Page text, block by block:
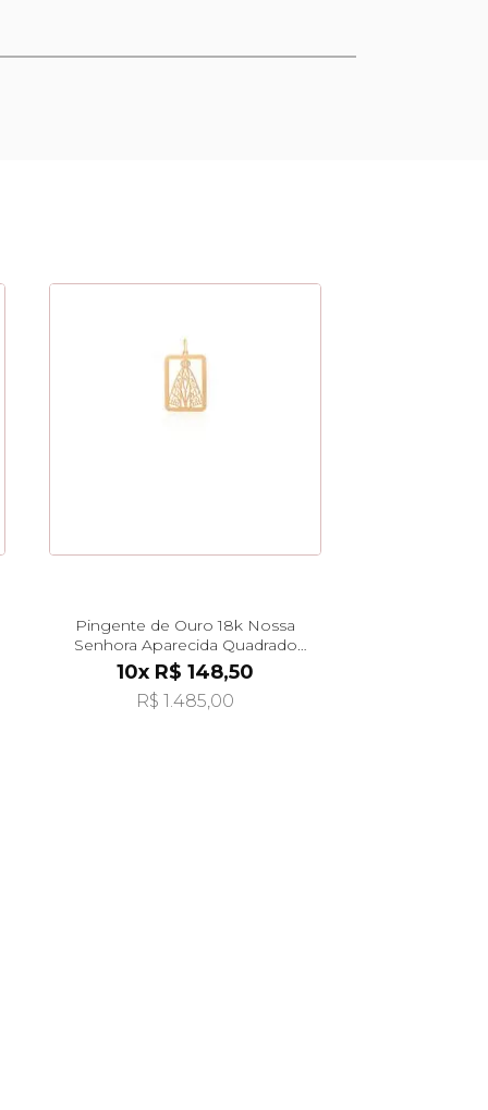
Pingente de Ouro 18k Nossa
Senhora Aparecida Quadrado
pi24292
10x R$ 148,50
R$ 1.485,00